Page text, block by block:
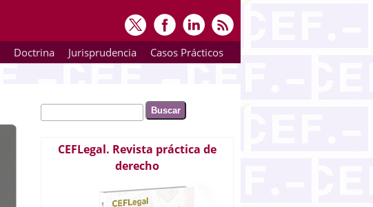
Doctrina Jurisprudencia Casos Prácticos
Formulario de búsqueda
Buscar
CEFLegal. Revista práctica de
derecho